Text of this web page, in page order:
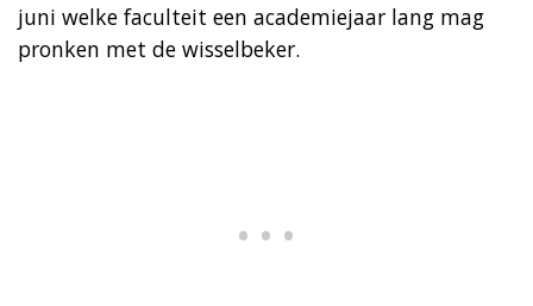
juni welke faculteit een academiejaar lang mag
pronken met de wisselbeker.